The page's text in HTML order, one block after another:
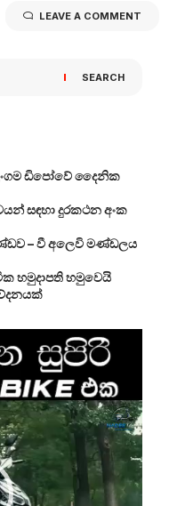
LEAVE A COMMENT
SEARCH
ඩිපෝවේ දෛනික
සඳහා දුරකථන අංක
– වී අලෙවි මණ්ඩලය
හමුදාපති හමුවෙයි